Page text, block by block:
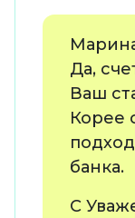
Да,
Ваш
Корее
банка.
С